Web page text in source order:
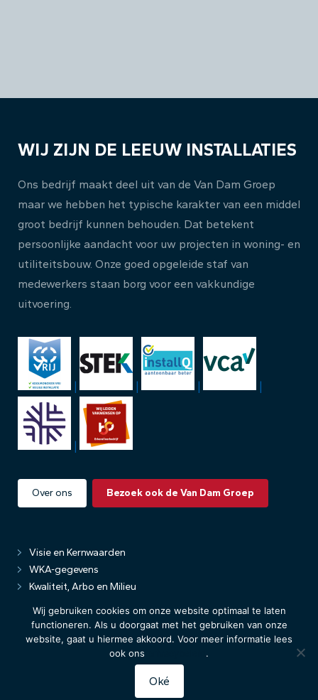
WIJ ZIJN DE LEEUW INSTALLATIES
Ons bedrijf maakt deel uit van de Van Dam Groep
maar we hebben het typische karakter van een middel
groot bedrijf kunnen behouden. Dat betekent
persoonlijke aandacht voor uw projecten in woning- en
utiliteitsbouw. Onze goed opgeleide staf van
medewerkers staan borg voor een vakkundige
uitvoering.
Over ons Bezoek ook de Van Dam Groep
Visie en Kernwaarden
WKA-gegevens
Kwaliteit, Arbo en Milieu
Realisatie: Stimmt
Wij gebruiken cookies om onze website optimaal te laten
functioneren. Als u doorgaat met het gebruiken van onze
website, gaat u hiermee akkoord. Voor meer informatie lees
ook ons
.
Oké